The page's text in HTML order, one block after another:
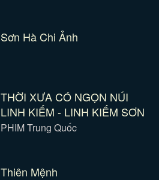
Sơn Hà Chi Ảnh
THỜI XƯA CÓ NGỌN NÚI
LINH KIẾM - LINH KIẾM SƠN
PHIM Trung Quốc
Thiên Mệnh